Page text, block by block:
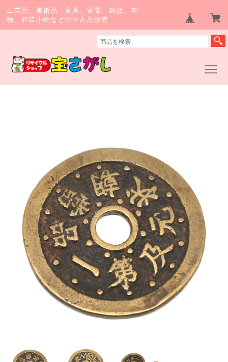
工芸品、美術品、家具、家電、雑貨、着
物、和装小物などの中古品販売